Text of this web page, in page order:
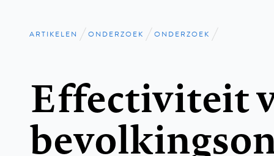
Kruimelpad
ARTIKELEN ONDERZOEK ONDERZOEK
Effectiviteit